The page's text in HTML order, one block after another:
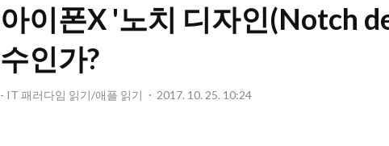
프
아이폰X '노치 디자인(Notch
수인가?
- IT 패러다임 읽기/애플 읽기 2017. 10. 25. 10:24